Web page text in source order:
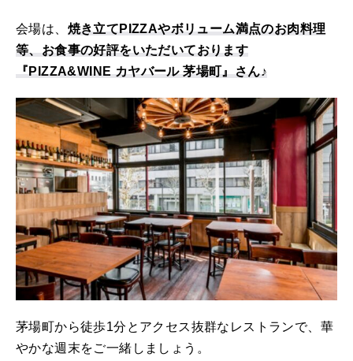
会場は、 焼き立てPIZZAやボリューム満点のお肉料理
等、お食事の好評をいただいております
『PIZZA&WINE カヤバール 茅場町』さん♪
茅場町から徒歩1分とアクセス抜群なレストランで、華
やかな週末をご一緒しましょう。